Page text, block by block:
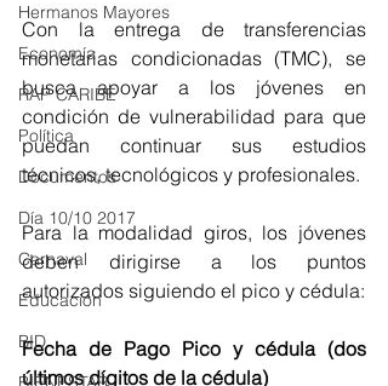
Hermanos Mayores
Economía
RAP CARIBE
Política
Documentos
Día 10/10 2017
Carnaval
Educación
BID
Con la entrega de transferencias
monetarias condicionadas (TMC), se
busca apoyar a los jóvenes en
condición de vulnerabilidad para que
puedan continuar sus estudios
técnicos, tecnológicos y profesionales.
Para la modalidad giros, los jóvenes
deben dirigirse a los puntos
autorizados siguiendo el pico y cédula:
Fecha de Pago Pico y cédula (dos
últimos dígitos de la cédula)